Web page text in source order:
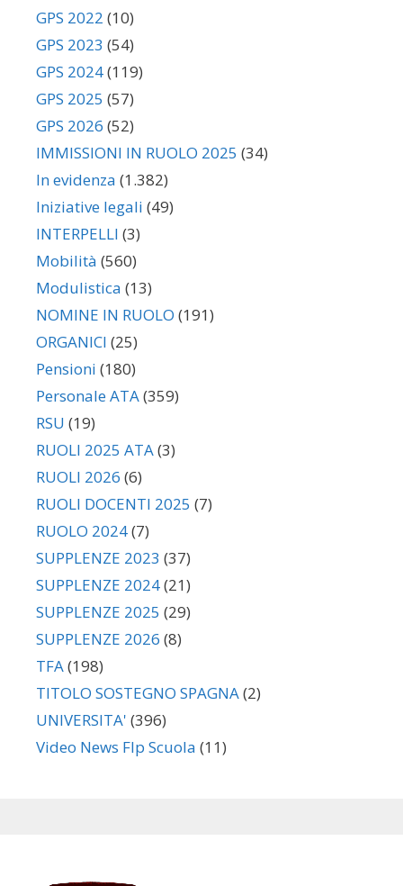
GPS 2022 (10)
GPS 2023 (54)
GPS 2024(119)
GPS 2025 (57)
GPS 2026 (52)
IMMISSIONI IN RUOLO 2025 (34)
In evidenza (1.382)
Iniziative legali (49)
INTERPELLI (3)
Mobilità (560)
Modulistica (13)
NOMINE IN RUOLO (191)
ORGANICI (25)
Pensioni (180)
Personale ATA(359)
RSU (19)
RUOLI 2025 ATA(3)
RUOLI 2026 (6)
RUOLI DOCENTI 2025 (7)
RUOLO 2024(7)
SUPPLENZE 2023 (37)
SUPPLENZE 2024(21)
SUPPLENZE 2025 (29)
SUPPLENZE 2026 (8)
TFA(198)
TITOLO SOSTEGNO SPAGNA(2)
UNIVERSITA' (396)
Video News Flp Scuola (11)